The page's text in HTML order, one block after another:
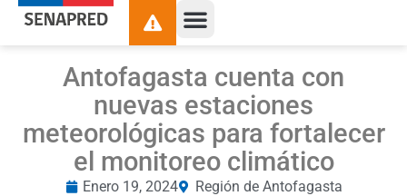
Antofagasta cuenta con
nuevas estaciones
meteorológicas para fortalecer
el monitoreo climático
Enero 19, 2024 Región de Antofagasta